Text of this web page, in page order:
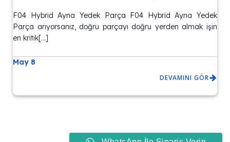
F04 Hybrid Ayna Yedek Parça F04 Hybrid Ayna Yedek
Parça arıyorsanız, doğru parçayı doğru yerden almak işin
en kritik[…]
May 8
DEVAMINI GÖR